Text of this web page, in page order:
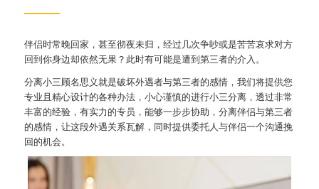
伴侣时常晚回家，甚至彻夜未归，经过几次争吵或是苦苦哀求对方
回到你身边却依然无果？此时有可能是遭到第三者的介入。
分离小三顾名思义就是破坏外遇者与第三者的感情，我们将提供您
专业且精心设计的各种办法，小心谨慎的进行小三分离，透过非常
丰富的经验，有实力的专员，能够一步步协助，分离伴侣与第三者
的感情，让这段外遇关系瓦解，同时提供委托人与伴侣一个沟通挽
回的机会。